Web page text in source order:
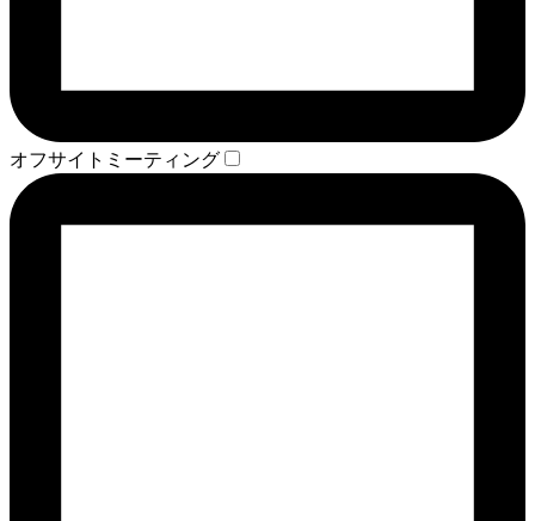
オフサイトミーティング